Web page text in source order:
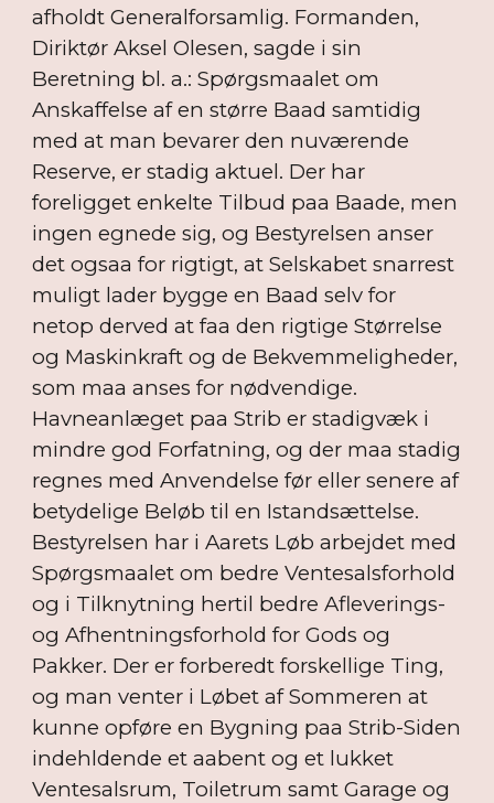
afholdt Generalforsamlig. Formanden,
Diriktør Aksel Olesen, sagde i sin
Beretning bl. a.: Spørgsmaalet om
Anskaffelse af en større Baad samtidig
med at man bevarer den nuværende
Reserve, er stadig aktuel. Der har
foreligget enkelte Tilbud paa Baade, men
ingen egnede sig, og Bestyrelsen anser
det ogsaa for rigtigt, at Selskabet snarrest
muligt lader bygge en Baad selv for
netop derved at faa den rigtige Størrelse
og Maskinkraft og de Bekvemmeligheder,
som maa anses for nødvendige.
Havneanlæget paa Strib er stadigvæk i
mindre god Forfatning, og der maa stadig
regnes med Anvendelse før eller senere af
betydelige Beløb til en Istandsættelse.
Bestyrelsen har i Aarets Løb arbejdet med
Spørgsmaalet om bedre Ventesalsforhold
og i Tilknytning hertil bedre Afleverings-
og Afhentningsforhold for Gods og
Pakker. Der er forberedt forskellige Ting,
og man venter i Løbet af Sommeren at
kunne opføre en Bygning paa Strib-Siden
indehldende et aabent og et lukket
Ventesalsrum, Toiletrum samt Garage og